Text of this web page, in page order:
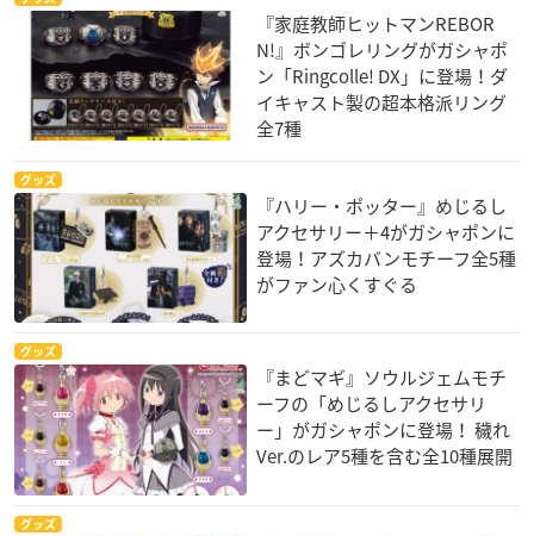
『家庭教師ヒットマンREBOR
N!』ボンゴレリングがガシャポ
ン「Ringcolle! DX」に登場！ダ
イキャスト製の超本格派リング
全7種
グッズ
『ハリー・ポッター』めじるし
アクセサリー＋4がガシャポンに
登場！アズカバンモチーフ全5種
がファン心くすぐる
グッズ
『まどマギ』ソウルジェムモチ
ーフの「めじるしアクセサリ
ー」がガシャポンに登場！ 穢れ
Ver.のレア5種を含む全10種展開
グッズ